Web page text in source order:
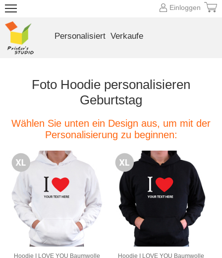
Foto Hoodie personalisieren
Geburtstag
Wählen Sie unten ein Design aus, um mit der
Personalisierung zu beginnen:
Hoodie I LOVE YOU Baumwolle
Hoodie I LOVE YOU Baumwolle
Einloggen
Personalisiert Verkaufe